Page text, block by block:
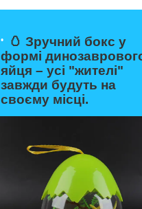
🥚 Зручний бокс у
формі
яйця – усі "жителі"
завжди будуть на
своєму місці.